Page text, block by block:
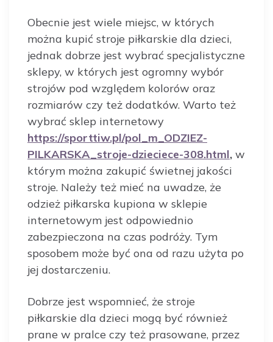
Obecnie jest wiele miejsc, w których
można kupić stroje piłkarskie dla dzieci,
jednak dobrze jest wybrać specjalistyczne
sklepy, w których jest ogromny wybór
strojów pod względem kolorów oraz
rozmiarów czy też dodatków. Warto też
wybrać sklep internetowy
https://sporttiw.pl/pol_m_ODZIEZ-
PILKARSKA_stroje-dzieciece-308.html, w
którym można zakupić świetnej jakości
stroje. Należy też mieć na uwadze, że
odzież piłkarska kupiona w sklepie
internetowym jest odpowiednio
zabezpieczona na czas podróży. Tym
sposobem może być ona od razu użyta po
jej dostarczeniu.
Dobrze jest wspomnieć, że stroje
piłkarskie dla dzieci mogą być również
prane w pralce czy też prasowane, przez